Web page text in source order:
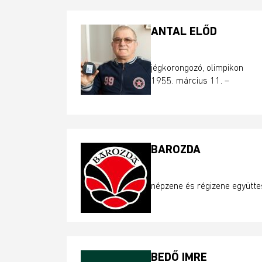
ANTAL ELŐD
jégkorongozó, olimpikon
1955. március 11. –
BAROZDA
népzene és régizene
BEDŐ IMRE